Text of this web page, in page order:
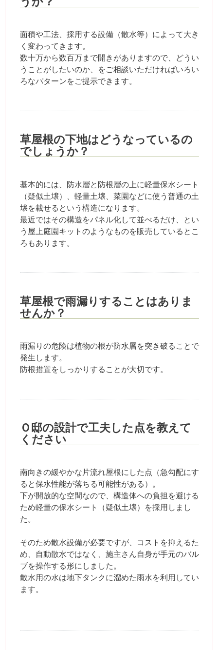
面積や工法、採用する設備（散水等）によって大き
く変わってきます。
数十万から数百万まで開きがありますので、どうい
うことがしたいのか、をご相談いただければいろい
ろなパターンをご提示できます。
草屋根の下地はどうなっているの
でしょうか？
基本的には、防水層と防根層の上に軽量保水シート
（疑似土壌）、軽量土壌、菜園などに使う普通の土
壌を載せるという構造になります。
最近ではその構造をパネル化して並べるだけ、とい
う屋上庭園キットのようなものを販売しているとこ
ろもあります。
草屋根で雨漏りすることはありま
せんか？
雨漏りの危険は植物の根が防水層を突き破ることで
発生します。
防根措置をしっかりすることが大切です。
Ｏ邸の設計で工夫した点を教えて
ください
南向きの緩やかな片流れ屋根にした点（急勾配にす
ると保水性能が落ちる可能性がある）。
下が開放的な空間なので、構造体への負担を避ける
ため軽量の保水シート（疑似土壌）を採用しまし
た。
そのため散水設備が必要ですが、コストを抑えるた
め、自動散水ではなく、施主さん自身が手元のバル
ブを操作する形にしました。
散水用の水は地下タンクに溜めた雨水を利用してい
ます。